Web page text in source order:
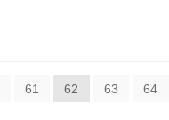
61 62 63 64